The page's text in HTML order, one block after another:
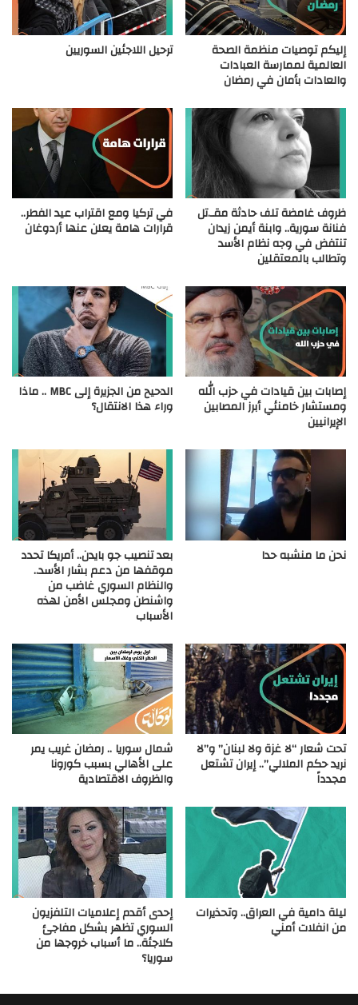
إليكم توصيات منظمة الصحة
العالمية لممارسة العبادات
والعادات بأمان في رمضان
ترحيل اللاجئين السوريين
ظروف غامضة تلف حادثة مقـ.تل
فنانة سورية.. وابنة أيمن زيدان
تنتفض في وجه نظام الأسد
وتطالب بالمعتقلين
في تركيا ومع اقتراب عيد الفطر..
قرارات هامة يعلن عنها أردوغان
إصابات بين قيادات في حزب الله
ومستشار خامنئي أبرز المصابين
الإيرانيين
الدحيح من الجزيرة إلى MBC .. ماذا
وراء هذا الانتقال؟
نحن ما منشبه حدا بعد تنصيب جو بايدن.. أمريكا تحدد
موقفها من دعم بشار الأسد..
والنظام السوري غاضب من
واشنطن ومجلس الأمن لهذه
الأسباب
تحت شعار “لا غزة ولا لبنان” و”لا
نريد حكم الملالي”.. إيران تشتعل
مجدداً
شمال سوريا .. رمضان غريب يمر
على الأهالي بسبب كورونا
والظروف الاقتصادية
ليلة دامية في العراق.. وتحذيرات
من انفلات أمني
إحدى أقدم إعلاميات التلفزيون
السوري تظهر بشكل مفاجئ
كلاجئة.. ما أسباب خروجها من
سوريا؟